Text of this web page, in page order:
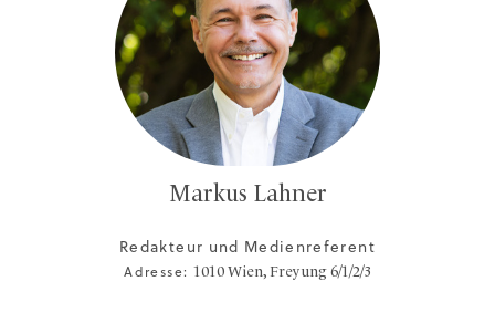
Markus Lahner
Redakteur und Medienreferent
Adresse: 1010 Wien, Freyung 6/1/2/3